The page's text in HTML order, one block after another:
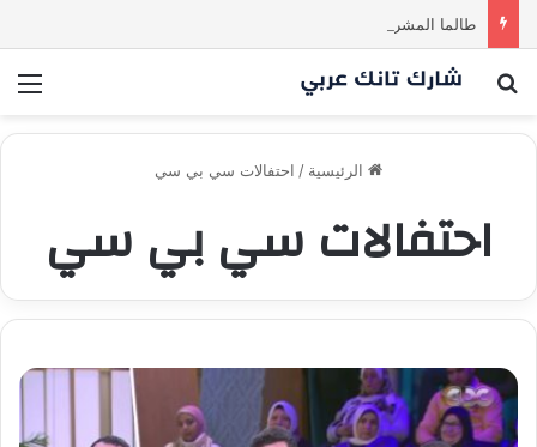
بحث عن
الرئيسية / احتفالات سي بي سي
احتفالات سي بي سي